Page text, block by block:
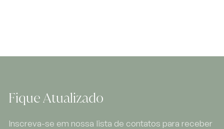
Fique Atualizado
Inscreva-se em nossa lista de contatos para receber